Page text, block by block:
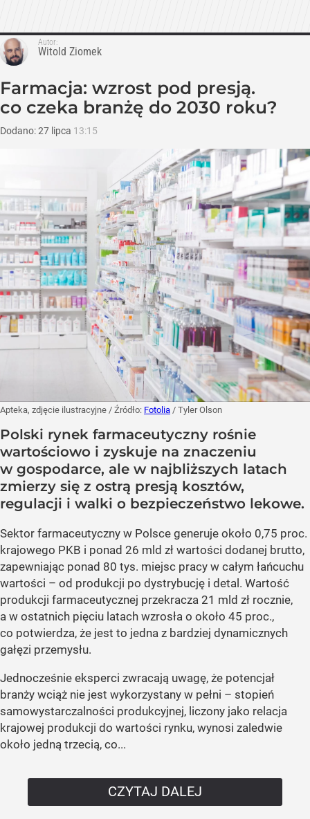
Autor:
Witold Ziomek
Farmacja: wzrost pod presją.
co czeka branżę do 2030 roku?
Dodano:27 lipca 13:15
Apteka, zdjęcie ilustracyjne / Źródło: Fotolia / Tyler Olson
Polski rynek farmaceutyczny rośnie
wartościowo i zyskuje na znaczeniu
w gospodarce, ale w najbliższych latach
zmierzy się z ostrą presją kosztów,
regulacji i walki o bezpieczeństwo lekowe.
Sektor farmaceutyczny w Polsce generuje około 0,75 proc.
krajowego PKB i ponad 26 mld zł wartości dodanej brutto,
zapewniając ponad 80 tys. miejsc pracy w całym łańcuchu
wartości – od produkcji po dystrybucję i detal. Wartość
produkcji farmaceutycznej przekracza 21 mld zł rocznie,
a w ostatnich pięciu latach wzrosła o około 45 proc.,
co potwierdza, że jest to jedna z bardziej dynamicznych
gałęzi przemysłu.
Jednocześnie eksperci zwracają uwagę, że potencjał
branży wciąż nie jest wykorzystany w pełni – stopień
samowystarczalności produkcyjnej, liczony jako relacja
krajowej produkcji do wartości rynku, wynosi zaledwie
około jedną trzecią, co...
CZYTAJ DALEJ